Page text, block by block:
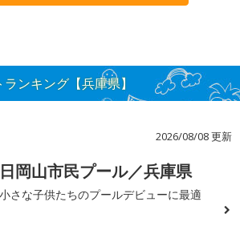
ンキング【兵庫県】
2026/08/08 更新
日岡山市民プール／兵庫県
小さな子供たちのプールデビューに最適